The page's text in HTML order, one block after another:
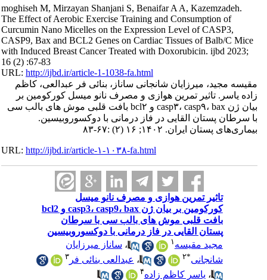
moghiseh M, Mirzayan Shanjani S, Benaifar A A, Kazemzadeh.
The Effect of Aerobic Exercise Training and Consumption of
Curcumin Nano Micelles on the Expression Level of CASP3,
CASP9, Bax and BCL2 Genes on Cardiac Tissues of Balb/C Mice
with Induced Breast Cancer Treated with Doxorubicin. ijbd 2023;
16 (2) :67-83
URL:http://ijbd.ir/article-1-1038-fa.html
مقیسه مجید، میرزایان شانجانی ساناز، بنائی فر عبدالعی، کاظم
زاده یاسر. تاثیر تمرین هوازی و مصرف نانو میسل کورکومین بر
بیان ژن casp۳، casp۹، bax و bcl۲ بافت قلبی موش های بالب سی
با سرطان پستان القایی در فاز درمانی با دوکسوروبیسین.
بیماری‌های پستان ایران. ۱۴۰۲; ۱۶ (۲) :۶۷-۸۳
URL:http://ijbd.ir/article-۱-۱۰۳۸-fa.html
تاثیر تمرین هوازی و مصرف نانو میسل
کورکومین بر بیان ژن casp3، casp9، bax و bcl2
بافت قلبی موش های بالب سی با سرطان
پستان القایی در فاز درمانی با دوکسوروبیسین
مجید مقیسه
،ساناز میرزایان
شانجانی
۲ ،عبدالعی بنائی فر۳
،یاسر کاظم زاده